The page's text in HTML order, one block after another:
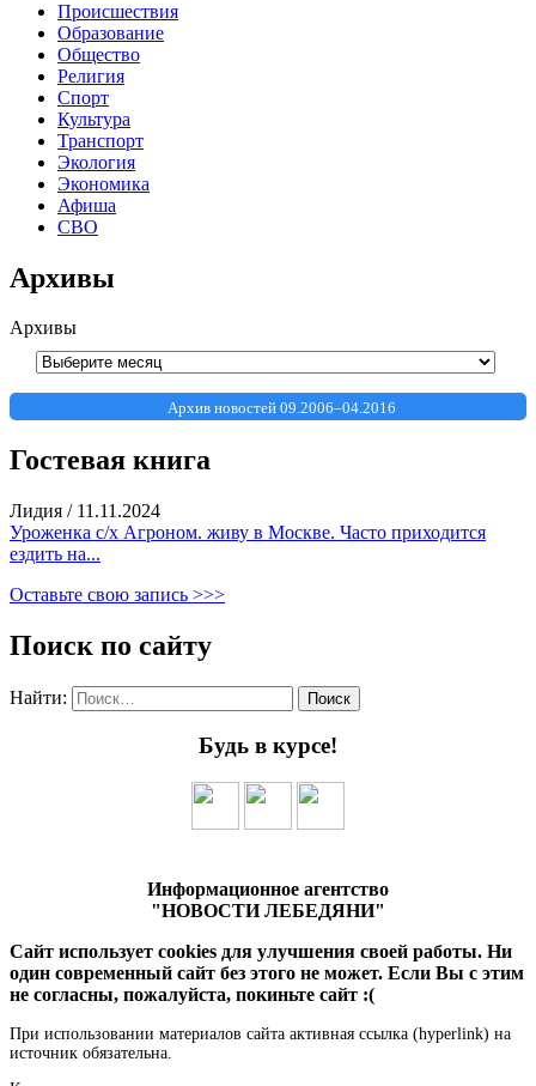
Происшествия
Образование
Общество
Религия
Спорт
Культура
Транспорт
Экология
Экономика
Афиша
СВО
Архивы
Архивы
Архив новостей 09.2006–04.2016
Гостевая книга
Лидия / 11.11.2024
Уроженка с/х Агроном. живу в Москве. Часто приходится
ездить на...
Оставьте свою запись >>>
Поиск по сайту
Найти:
Будь в курсе!
Информационное агентство
"НОВОСТИ ЛЕБЕДЯНИ"
Сайт использует cookies для улучшения своей работы. Ни
один современный сайт без этого не может. Если Вы с этим
не согласны, пожалуйста, покиньте сайт :(
При использовании материалов сайта активная ссылка (hyperlink) на
источник обязательна.